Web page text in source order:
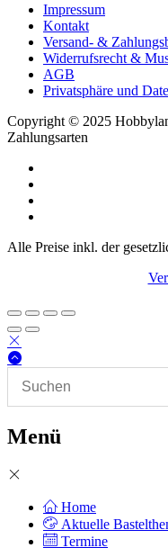
Impressum
Kontakt
Versand- &
Widerrufsrecht &
AGB
Privatsphäre und
Copyright © 2025
Zahlungsarten
Alle Preise inkl. der
Menü
Home
Aktuelle
Termine